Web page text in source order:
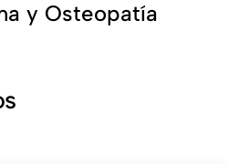
y Osteopatía